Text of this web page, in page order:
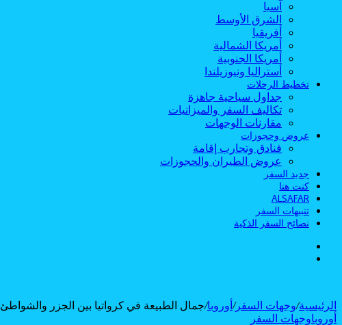
آسيا
الشرق الأوسط
أفريقيا
أمريكا الشمالية
أمريكا الجنوبية
أستراليا ونيوزيلندا
تخطيط الرحلات
جداول سياحية جاهزة
تكاليف السفر والميزانيات
مقارنات الوجهات
عروض وحجوزات
فنادق وتجارب إقامة
عروض الطيران والحجوزات
جديد السفر
كنت هنا
ALSAFAR
تنبيهات السفر
نصائح السفر الذكية
الرئيسية/وجهات السفر/ أوروبا/جمال الطبيعة في كرواتيا بين الجزر والشواطئ
أوروباوجهات السفر